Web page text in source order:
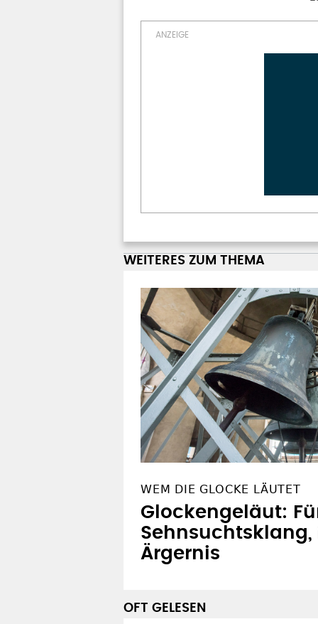
WEITERES ZUM THEMA
WEM DIE GLOCKE LÄUTET
Glockengeläut:
Ärgernis
OFT GELESEN